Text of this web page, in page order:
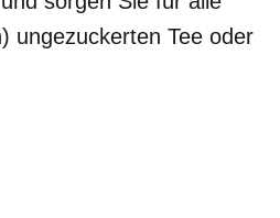
ungezuckerten Tee oder